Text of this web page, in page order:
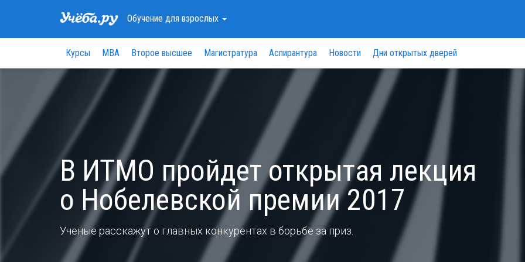
Обучениедля взрослых
Курсы МВА Второе высшее Магистратура Аспирантура Новости Дни открытых дверей
В ИТМО пройдет открытая лекция
о Нобелевской премии 2017
Ученые расскажут о главных конкурентах в борьбе за приз.